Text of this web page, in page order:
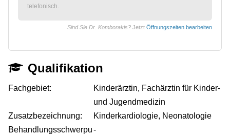
telefonisch.
Sind Sie Dr. Komborakis? Jetzt Öffnungszeiten bearbeiten
Qualifikation
Fachgebiet:
Kinderärztin, Fachärztin für Kinder-
und Jugendmedizin
Zusatzbezeichnung:
Kinderkardiologie, Neonatologie
Behandlungsschwerpu-